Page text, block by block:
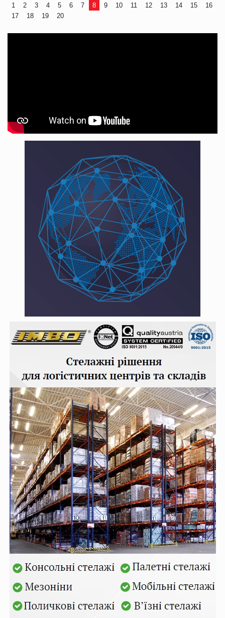
1 2 3 4 5 6 7 8 9 10 11 12 13 14 15
16
17
18 19 20